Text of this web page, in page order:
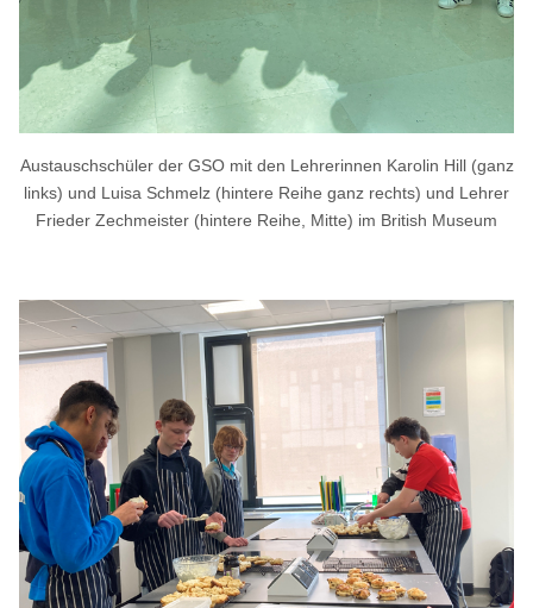
Austauschschüler der GSO mit den Lehrerinnen Karolin Hill (ganz
links) und Luisa Schmelz (hintere Reihe ganz rechts) und Lehrer
Frieder Zechmeister (hintere Reihe, Mitte) im British Museum